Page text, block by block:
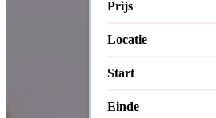
Prijs
Locatie
Start
Einde